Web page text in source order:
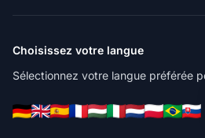
Choisissez votre langue
Sélectionnez votre langue préférée